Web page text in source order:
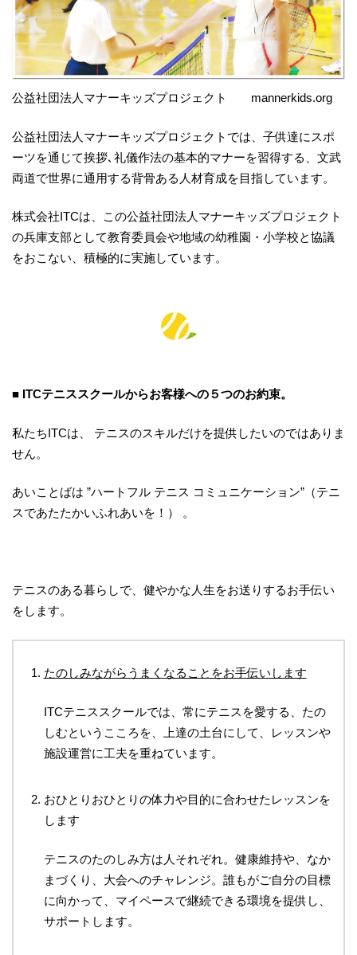
公益社団法人マナーキッズプロジェクト mannerkids.org
公益社団法人マナーキッズプロジェクトでは、子供達にスポ
ーツを通じて挨拶､礼儀作法の基本的マナーを習得する、文武
両道で世界に通用する背骨ある人材育成を目指しています。
株式会社ITCは、この公益社団法人マナーキッズプロジェクト
の兵庫支部として教育委員会や地域の幼稚園・小学校と協議
をおこない、積極的に実施しています。
■ ITCテニススクールからお客様への５つのお約束。
私たちITCは、 テニスのスキルだけを提供したいのではありま
せん。
あいことばは ”ハートフル テニス コミュニケーション”（テニ
スであたたかいふれあいを！） 。
テニスのある暮らしで、健やかな人生をお送りするお手伝い
をします。
たのしみながらうまくなることをお手伝いします
ITCテニススクールでは、常にテニスを愛する、たの
しむというこころを、上達の土台にして、レッスンや
施設運営に工夫を重ねています。
おひとりおひとりの体力や目的に合わせたレッスンを
します
テニスのたのしみ方は人それぞれ。健康維持や、なか
まづくり、大会へのチャレンジ。誰もがご自分の目標
に向かって、マイペースで継続できる環境を提供し、
サポートします。